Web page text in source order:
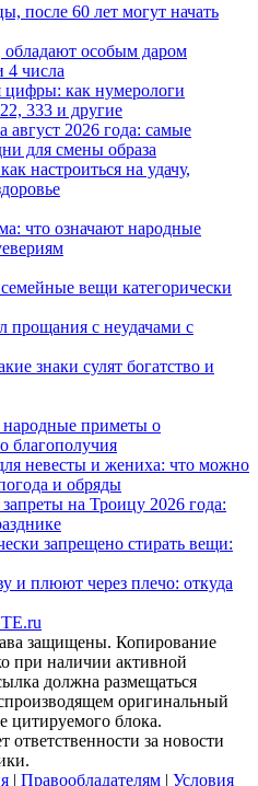
после 60 лет могут начать
особым даром
4 числа
цифры: как нумерологи
333 и другие
2026 года: самые
для смены образа
настроиться на удачу,
что означают народные
вещи категорически
прощания с неудачами с
знаки сулят богатство и
народные приметы о
благополучия
невесты и жениха: что можно
и обряды
на Троицу 2026 года:
запрещено стирать вещи:
и плюют через плечо: откуда
защищены. Копирование
при наличии активной
должна размещаться
оригинальный
цитируемого блока.
ответственности за новости
| Правообладателям | Условия